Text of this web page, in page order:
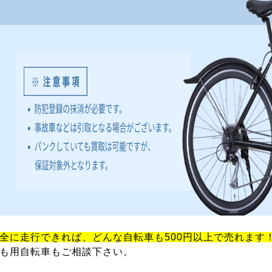
に走行できれば、どんな自転車も500円以上で売れます
用自転車もご相談下さい。